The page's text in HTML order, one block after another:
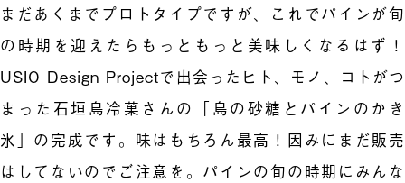
まだあくまでプロトタイプですが、これでパインが旬
の時期を迎えたらもっともっと美味しくなるはず！
USIO Design Projectで出会ったヒト、モノ、コトがつ
まった石垣島冷菓さんの「島の砂糖とパインのかき
氷」の完成です。味はもちろん最高！因みにまだ販売
はしてないのでご注意を。パインの旬の時期にみんな